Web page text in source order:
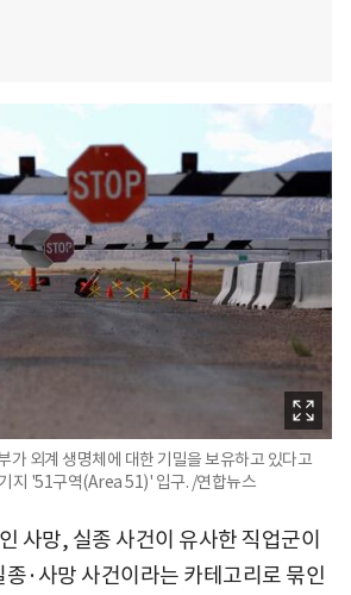
가 외계 생명체에 대한 기밀을 보유하고 있다고
지 '51구역(Area 51)' 입구. /연합뉴스
사망, 실종 사건이 유사한 직업군이
·사망 사건이라는 카테고리로 묶인